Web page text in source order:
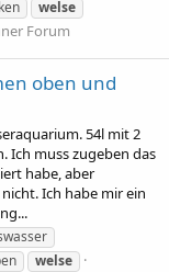
welse
Forum
oben und
54l mit 2
Ich muss zugeben das
habe, aber
Ich habe mir ein
welse